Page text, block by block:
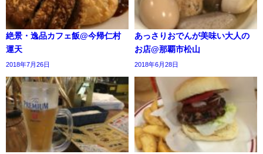
絶景・逸品カフェ飯@今帰仁村
運天
2018年7月26日
あっさりおでんが美味い大人の
お店@那覇市松山
2018年6月28日